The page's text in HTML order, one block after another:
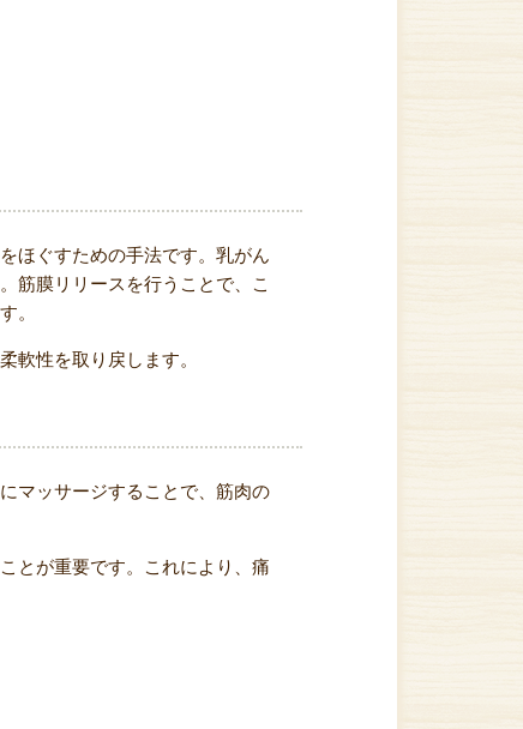
ほぐすための手法です。乳がん
筋膜リリースを行うことで、こ
。
軟性を取り戻します。
マッサージすることで、筋肉の
とが重要です。これにより、痛